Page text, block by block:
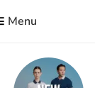
Menu